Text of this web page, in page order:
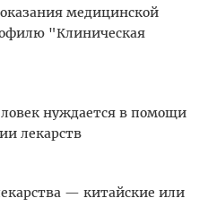
медицинской
"Клиническая
нуждается в помощи
лекарств
— китайские или